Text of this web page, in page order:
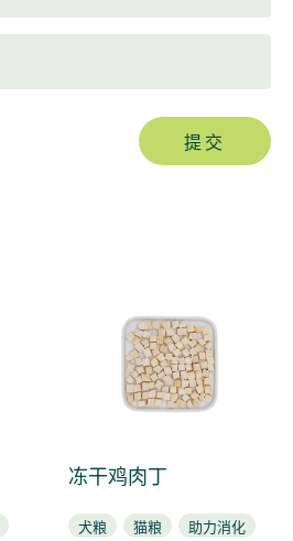
提交
冻干鸡肉丁
犬粮 猫粮
助力消化